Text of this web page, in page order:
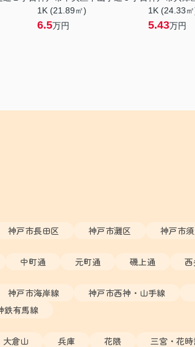
1K (21.89㎡)
6.5万円
1K (24.33
5.43万円
神戸市長田区 神戸市灘区 神戸市
中町通 元町通 磯上通
神戸市海岸線 神戸市西神・山手線
鉄有馬線
大倉山 兵庫 花隈 三宮・花時